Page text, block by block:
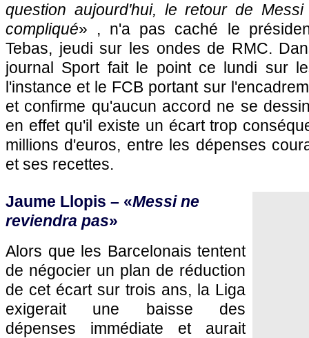
question aujourd'hui, le retour de
compliqué» , n'a pas caché le
Tebas, jeudi sur les ondes de RMC.
journal Sport fait le point ce lundi sur
l'instance et le FCB portant sur
et confirme qu'aucun accord ne se
en effet qu'il existe un écart trop
millions d'euros, entre les dépenses
et ses recettes.
Jaume Llopis – «Messi ne
reviendra pas»
Alors que les Barcelonais tentent
de négocier un plan de réduction
de cet écart sur trois ans, la Liga
exigerait une baisse des
dépenses immédiate et aurait